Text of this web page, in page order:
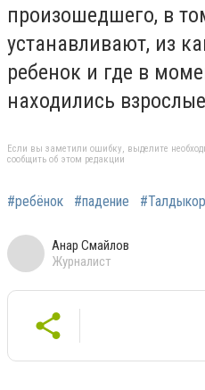
произошедшего, в
устанавливают, из
ребенок и где в
находились
Если вы заметили ошибку, выделите
сообщить об этом редакции
#ребёнок #падение
Анар Смайлов
Журналист